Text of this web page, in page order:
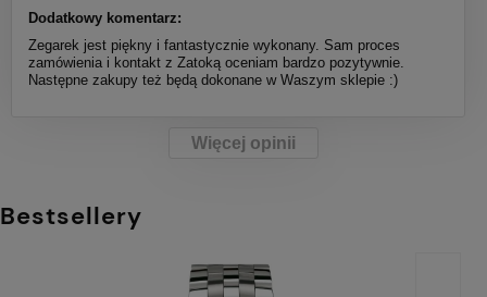
Dodatkowy komentarz:
Zegarek jest piękny i fantastycznie wykonany. Sam proces
zamówienia i kontakt z Zatoką oceniam bardzo pozytywnie.
Następne zakupy też będą dokonane w Waszym sklepie :)
Więcej opinii
Bestsellery